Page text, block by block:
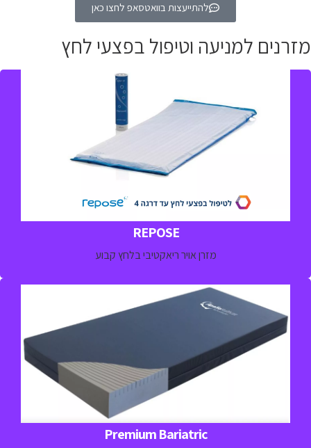
להתייעצות בוואטסאפ לחצו כאן
מזרנים למניעה וטיפול בפצעי לחץ
REPOSE
מזרן אויר ריאקטיבי בלחץ קבוע
מזרן אויר ריאקטיבי למניעה וטיפול פצעי לחץ והפחתתמתאים
למטופלים בכל רמות הסיכון ולמטופלים עם פצע עד דרגה 4
03-5329157
Premium Bariatric
מזרן ספוג מתקדם לפיזור לחצים תומך טיפול למטופלים
מתאים למטופלים במשקל כבד – עד 318.8 ק"ג
למידע נוסף חייגו
03-5329157